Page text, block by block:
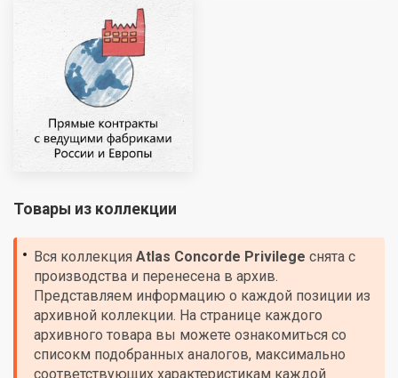
Товары из коллекции
Вся коллекция Atlas Concorde Privilege снята с
производства и перенесена в архив.
Представляем информацию о каждой позиции из
архивной коллекции. На странице каждого
архивного товара вы можете ознакомиться со
списокм подобранных аналогов, максимально
соответствующих характеристикам каждой